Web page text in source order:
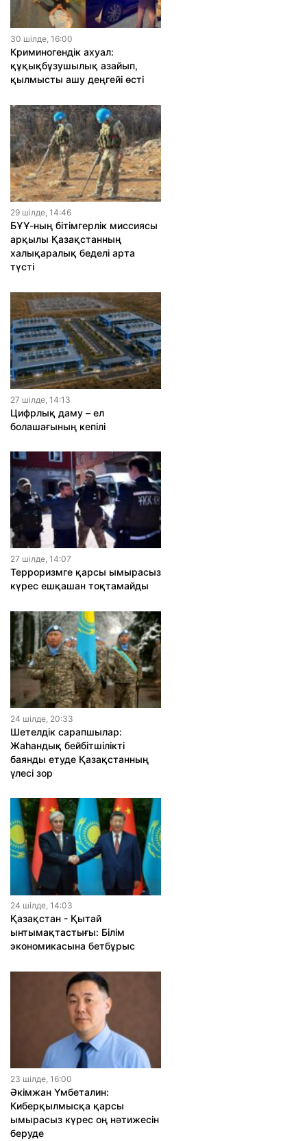
30 шiлде, 16:00
Криминогендік ахуал:
құқықбұзушылық азайып,
қылмысты ашу деңгейі өсті
29 шiлде, 14:46
БҰҰ-ның бітімгерлік миссиясы
арқылы Қазақстанның
халықаралық беделі арта
түсті
27 шiлде, 14:13
Цифрлық даму – ел
болашағының кепілі
27 шiлде, 14:07
Терроризмге қарсы ымырасыз
күрес ешқашан тоқтамайды
24 шiлде, 20:33
Шетелдік сарапшылар:
Жаһандық бейбітшілікті
баянды етуде Қазақстанның
үлесі зор
24 шiлде, 14:03
Қазақстан - Қытай
ынтымақтастығы: Білім
экономикасына бетбұрыс
23 шiлде, 16:00
Әкімжан Үмбеталин:
Киберқылмысқа қарсы
ымырасыз күрес оң нәтижесін
беруде